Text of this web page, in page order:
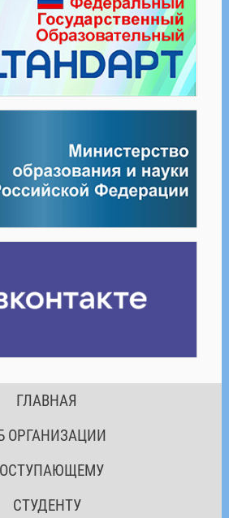
ГЛАВНАЯ
ОРГАНИЗАЦИИ
СТУДЕНТУ